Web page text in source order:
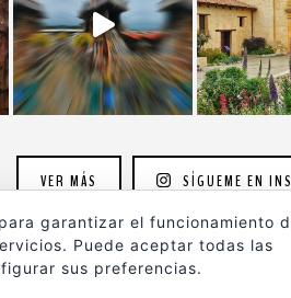
VER MÁS SÍGUEME EN
son propiedad de su autor y
garantizar el funcionamiento
Puede aceptar todas las
sus preferencias.